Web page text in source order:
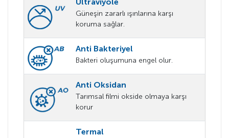
Güneşin zararlı ışınlarına karşı
koruma sağlar.
Anti Bakteriyel
Bakteri oluşumuna engel olur.
Anti Oksidan
Tarımsal filmi okside olmaya karşı
korur
Termal